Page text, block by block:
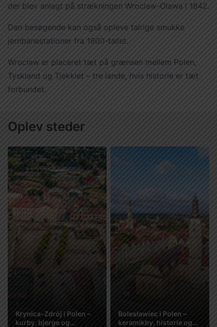
der blev anlagt på strækningen Wroclaw-Olawa i 1842.
Den besøgende kan også opleve talrige smukke
jernbanestationer fra 1900-tallet.
Wroclaw er placeret tæt på grænsen mellem Polen,
Tyskland og Tjekkiet – tre lande, hvis historie er tæt
forbundet.
Oplev steder
Krynica-Zdrój i Polen –
kurby, bjerge og
Bolesławiec i Polen –
keramikby, historie og